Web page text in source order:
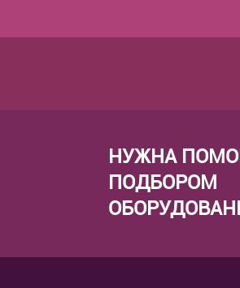
НУЖНА
ПОДБОРОМ